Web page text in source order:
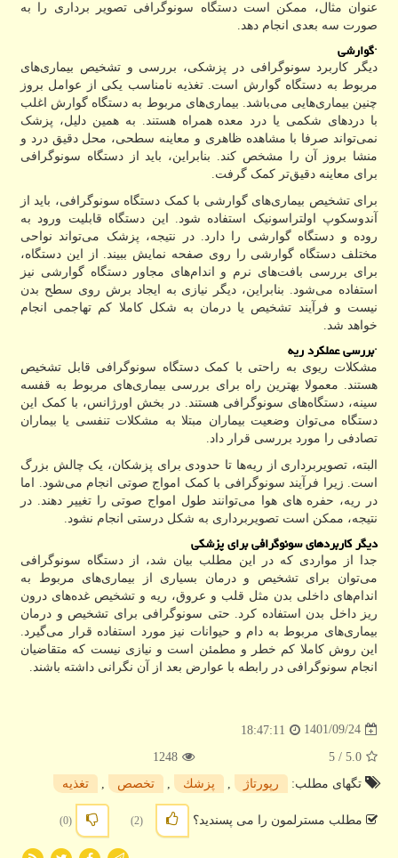
عنوان مثال، ممکن است دستگاه سونوگرافی تصویر برداری را به
صورت سه بعدی انجام دهد.
·گوارشی
دیگر کاربرد سونوگرافی در پزشکی، بررسی و تشخیص بیماری‌های
مربوط به دستگاه گوارش است. تغذیه نامناسب یکی از عوامل بروز
چنین بیماری‌هایی می‌باشد. بیماری‌های مربوط به دستگاه گوارش اغلب
با دردهای شکمی یا درد معده همراه هستند. به همین دلیل، پزشک
نمی‌تواند صرفا با مشاهده ظاهری و معاینه سطحی، محل دقیق درد و
منشا بروز آن را مشخص کند. بنابراین، باید از دستگاه سونوگرافی
برای معاینه دقیق‌تر کمک گرفت.
برای تشخیص بیماری‌های گوارشی با کمک دستگاه سونوگرافی، باید از
آندوسکوپ اولتراسونیک استفاده شود. این دستگاه قابلیت ورود به
روده و دستگاه گوارشی را دارد. در نتیجه، پزشک می‌تواند نواحی
مختلف دستگاه گوارشی را روی صفحه نمایش ببیند. از این دستگاه،
برای بررسی بافت‌های نرم و اندام‌های مجاور دستگاه گوارشی نیز
استفاده می‌شود. بنابراین، دیگر نیازی به ایجاد برش روی سطح بدن
نیست و فرآیند تشخیص یا درمان به شکل کاملا کم تهاجمی انجام
خواهد شد.
·بررسی عملکرد ریه
مشکلات ریوی به راحتی با کمک دستگاه سونوگرافی قابل تشخیص
هستند. معمولا بهترین راه برای بررسی بیماری‌های مربوط به قفسه
سینه، دستگاه‌های سونوگرافی هستند. در بخش اورژانس، با کمک این
دستگاه می‌توان وضعیت بیماران مبتلا به مشکلات تنفسی یا بیماران
تصادفی را مورد بررسی قرار داد.
البته، تصویربرداری از ریه‌ها تا حدودی برای پزشکان، یک چالش بزرگ
است. زیرا فرآیند سونوگرافی با کمک امواج صوتی انجام می‌شود. اما
در ریه، حفره های هوا می‌توانند طول امواج صوتی را تغییر دهند. در
نتیجه، ممکن است تصویربرداری به شکل درستی انجام نشود.
دیگر کاربردهای سونوگرافی برای پزشکی
جدا از مواردی که در این مطلب بیان شد، از دستگاه سونوگرافی
می‌توان برای تشخیص و درمان بسیاری از بیماری‌های مربوط به
اندام‌های داخلی بدن مثل قلب و عروق، ریه و تشخیص غده‌های درون
ریز داخل بدن استفاده کرد. حتی سونوگرافی برای تشخیص و درمان
بیماری‌های مربوط به دام و حیوانات نیز مورد استفاده قرار می‌گیرد.
این روش کاملا کم خطر و مطمئن است و نیازی نیست که متقاضیان
انجام سونوگرافی در رابطه با عوارض بعد از آن نگرانی داشته باشند.
1401/09/24
18:47:11
5.0
/ 5
1248
تگهای مطلب:
رپورتاژ , پزشك , تخصص , تغذیه
مطلب مسترلمون را می پسندید؟ (2)
(0)